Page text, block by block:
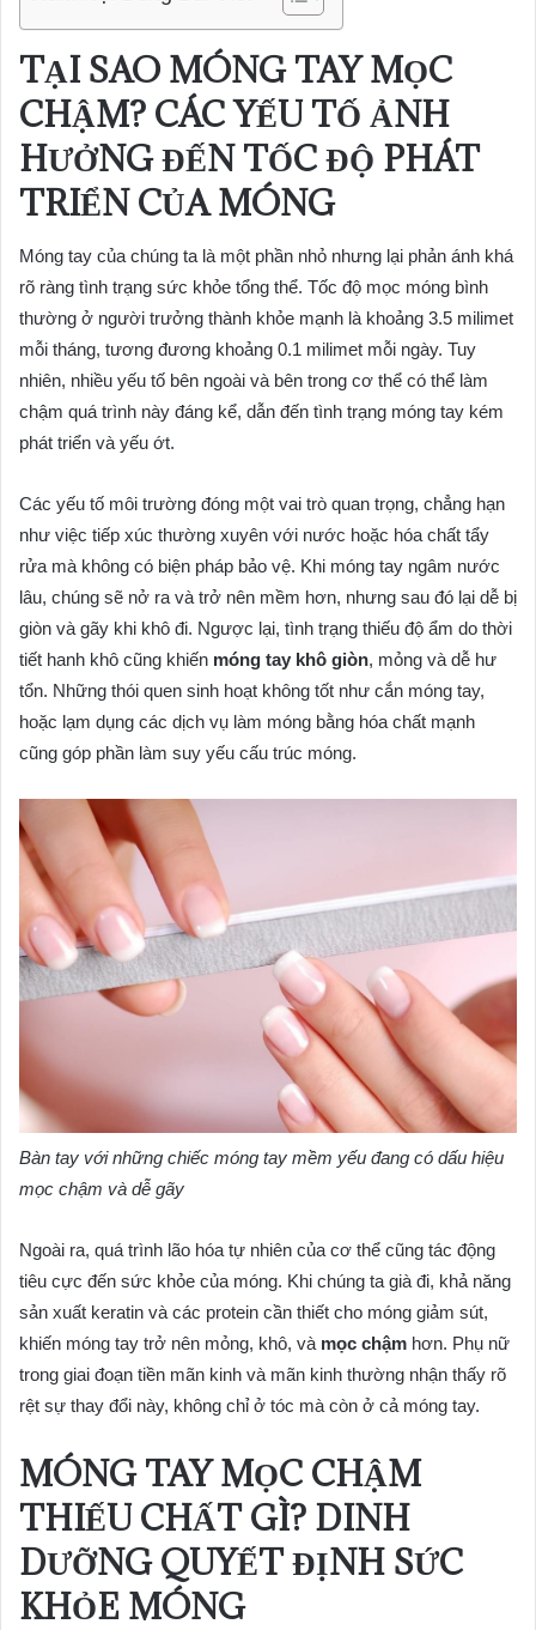
TẠI SAO MÓNG TAY MỌC
CHẬM? CÁC YẾU TỐ ẢNH
HƯỞNG ĐẾN TỐC ĐỘ PHÁT
TRIỂN CỦA MÓNG
Móng tay của chúng ta là một phần nhỏ nhưng lại phản ánh khá
rõ ràng tình trạng sức khỏe tổng thể. Tốc độ mọc móng bình
thường ở người trưởng thành khỏe mạnh là khoảng 3.5 milimet
mỗi tháng, tương đương khoảng 0.1 milimet mỗi ngày. Tuy
nhiên, nhiều yếu tố bên ngoài và bên trong cơ thể có thể làm
chậm quá trình này đáng kể, dẫn đến tình trạng móng tay kém
phát triển và yếu ớt.
Các yếu tố môi trường đóng một vai trò quan trọng, chẳng hạn
như việc tiếp xúc thường xuyên với nước hoặc hóa chất tẩy
rửa mà không có biện pháp bảo vệ. Khi móng tay ngâm nước
lâu, chúng sẽ nở ra và trở nên mềm hơn, nhưng sau đó lại dễ bị
giòn và gãy khi khô đi. Ngược lại, tình trạng thiếu độ ẩm do thời
tiết hanh khô cũng khiến móng tay khô giòn, mỏng và dễ hư
tổn. Những thói quen sinh hoạt không tốt như cắn móng tay,
hoặc lạm dụng các dịch vụ làm móng bằng hóa chất mạnh
cũng góp phần làm suy yếu cấu trúc móng.
Bàn tay với những chiếc móng tay mềm yếu đang có dấu hiệu
mọc chậm và dễ gãy
Ngoài ra, quá trình lão hóa tự nhiên của cơ thể cũng tác động
tiêu cực đến sức khỏe của móng. Khi chúng ta già đi, khả năng
sản xuất keratin và các protein cần thiết cho móng giảm sút,
khiến móng tay trở nên mỏng, khô, và mọc chậm hơn. Phụ nữ
trong giai đoạn tiền mãn kinh và mãn kinh thường nhận thấy rõ
rệt sự thay đổi này, không chỉ ở tóc mà còn ở cả móng tay.
MÓNG TAY MỌC CHẬM
THIẾU CHẤT GÌ? DINH
DƯỠNG QUYẾT ĐỊNH SỨC
KHỎE MÓNG